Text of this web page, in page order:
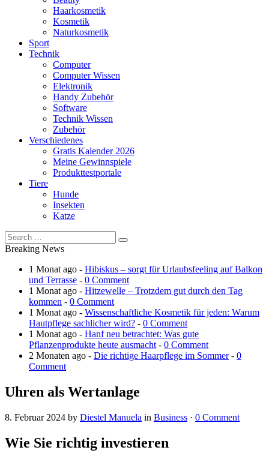
Haarkosmetik
Kosmetik
Naturkosmetik
Sport
Technik
Computer
Computer Wissen
Elektronik
Handy Zubehör
Software
Technik Wissen
Zubehör
Verschiedenes
Gratis Kalender 2026
Meine Gewinnspiele
Produkttestportale
Tiere
Hunde
Insekten
Katze
Breaking News
1 Monat ago - Hibiskus – sorgt für Urlaubsfeeling auf Balkon
und Terrasse - 0 Comment
1 Monat ago - Hitzewelle – Trotzdem gut durch den Tag
kommen - 0 Comment
1 Monat ago - Wissenschaftliche Kosmetik für jeden: Warum
Hautpflege sachlicher wird? - 0 Comment
1 Monat ago - Hanf neu betrachtet: Was gute
Pflanzenprodukte heute ausmacht - 0 Comment
2 Monaten ago - Die richtige Haarpflege im Sommer- 0
Comment
Uhren als Wertanlage
8. Februar 2024 by Diestel Manuela in Business · 0 Comment
Wie Sie richtig investieren